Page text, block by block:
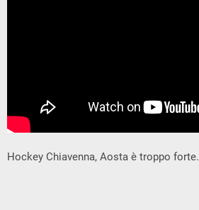
Hockey Chiavenna, Aosta è troppo